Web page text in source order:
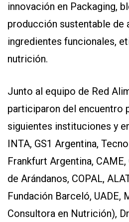
innovación en Packaging,
producción sustentable de
ingredientes funcionales,
nutrición.
Junto al equipo de Red
participaron del encuentro
siguientes instituciones y
INTA, GS1 Argentina,
Frankfurt Argentina,
de Arándanos, COPAL,
Fundación Barceló, UADE,
Consultora en Nutrición),